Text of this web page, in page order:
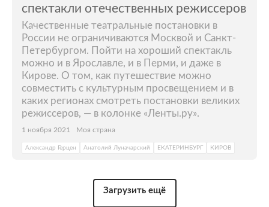
спектакли отечественных режиссеров
Качественные театральные постановки в
России не ограничиваются Москвой и Санкт-
Петербургом. Пойти на хороший спектакль
можно и в Ярославле, и в Перми, и даже в
Кирове. О том, как путешествие можно
совместить с культурным просвещением и в
каких регионах смотреть постановки великих
режиссеров, — в колонке «Ленты.ру».
1 ноября 2021 Моя страна
Александр Герцен Анатолий Луначарский ЕКАТЕРИНБУРГ КИРОВ
Загрузить ещё